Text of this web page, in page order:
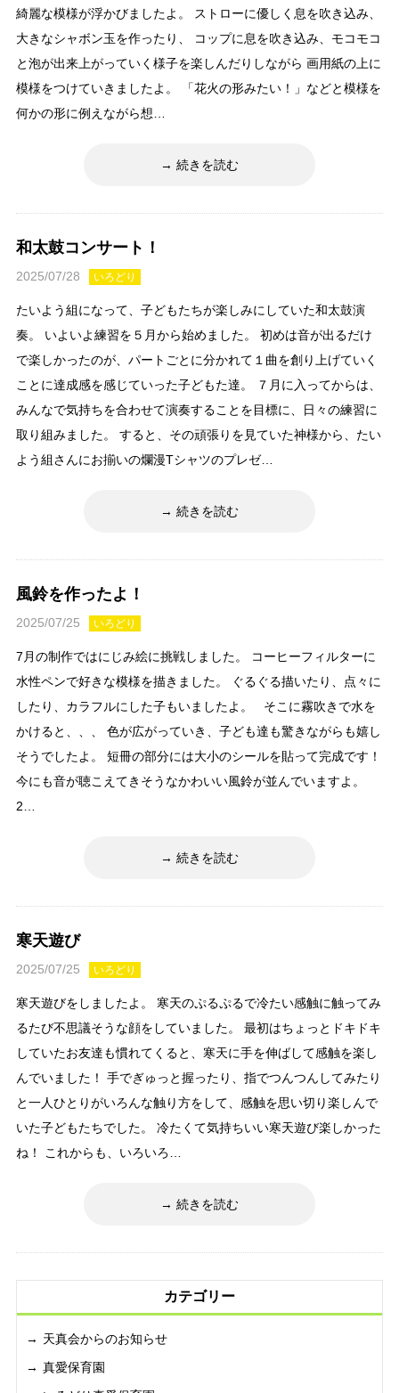
綺麗な模様が浮かびましたよ。 ストローに優しく息を吹き込み、
大きなシャボン玉を作ったり、 コップに息を吹き込み、モコモコ
と泡が出来上がっていく様子を楽しんだりしながら 画用紙の上に
模様をつけていきましたよ。 「花火の形みたい！」などと模様を
何かの形に例えながら想…
続きを読む
和太鼓コンサート！
2025/07/28 いろどり
たいよう組になって、子どもたちが楽しみにしていた和太鼓演
奏。 いよいよ練習を５月から始めました。 初めは音が出るだけ
で楽しかったのが、パートごとに分かれて１曲を創り上げていく
ことに達成感を感じていった子どもた達。 ７月に入ってからは、
みんなで気持ちを合わせて演奏することを目標に、日々の練習に
取り組みました。 すると、その頑張りを見ていた神様から、たい
よう組さんにお揃いの爛漫Tシャツのプレゼ…
続きを読む
風鈴を作ったよ！
2025/07/25 いろどり
7月の制作ではにじみ絵に挑戦しました。 コーヒーフィルターに
水性ペンで好きな模様を描きました。 ぐるぐる描いたり、点々に
したり、カラフルにした子もいましたよ。 そこに霧吹きで水を
かけると、、、 色が広がっていき、子ども達も驚きながらも嬉し
そうでしたよ。 短冊の部分には大小のシールを貼って完成です！
今にも音が聴こえてきそうなかわいい風鈴が並んでいますよ。
2…
続きを読む
寒天遊び
2025/07/25 いろどり
寒天遊びをしましたよ。 寒天のぷるぷるで冷たい感触に触ってみ
るたび不思議そうな顔をしていました。 最初はちょっとドキドキ
していたお友達も慣れてくると、寒天に手を伸ばして感触を楽し
んでいました！ 手でぎゅっと握ったり、指でつんつんしてみたり
と一人ひとりがいろんな触り方をして、感触を思い切り楽しんで
いた子どもたちでした。 冷たくて気持ちいい寒天遊び楽しかった
ね！ これからも、いろいろ…
続きを読む
カテゴリー
天真会からのお知らせ
真愛保育園